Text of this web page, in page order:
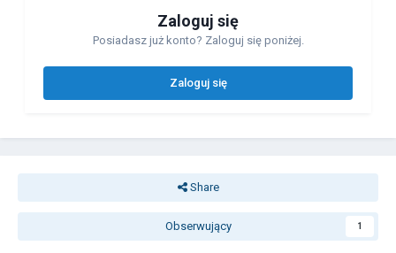
Zaloguj się
Posiadasz już konto? Zaloguj się poniżej.
Zaloguj się
Share
Obserwujący 1